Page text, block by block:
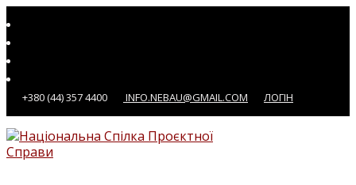
до
вмісту
+380 (44) 357 4400 INFO.NEBAU@GMAIL.COM ЛОГІН